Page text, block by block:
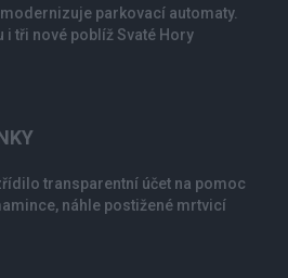
parkovací automaty.
i tři nové poblíž Svaté Hory
transparentní účet na pomoc
náhle postižené mrtvicí